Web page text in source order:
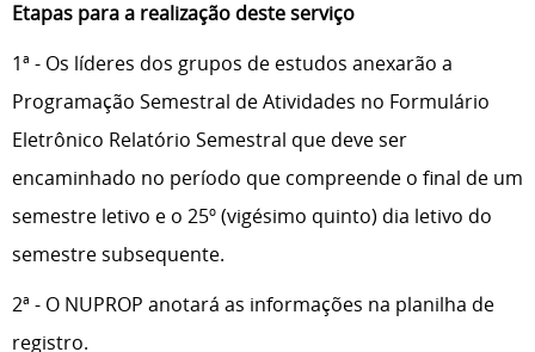
Etapas para a realização deste serviço
1ª - Os líderes dos grupos de estudos anexarão a
Programação Semestral de Atividades no Formulário
Eletrônico Relatório Semestral que deve ser
encaminhado no período que compreende o final de um
semestre letivo e o 25º (vigésimo quinto) dia letivo do
semestre subsequente.
2ª - O NUPROP anotará as informações na planilha de
registro.